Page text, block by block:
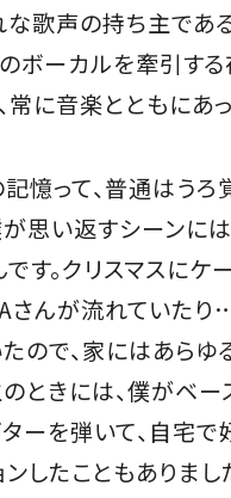
な歌声の持ち主であ
ボーカルを牽引する
に音楽とともにあっ
憶って、普通はうろ
が思い返すシーンに
す。クリスマスにケ
さんが流れていた
ので、家にはあらゆ
ときには、僕がベー
ーを弾いて、自宅で
したこともありまし